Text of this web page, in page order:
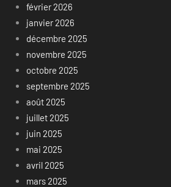
février 2026
janvier 2026
décembre 2025
novembre 2025
octobre 2025
septembre 2025
août 2025
juillet 2025
juin 2025
mai 2025
avril 2025
mars 2025